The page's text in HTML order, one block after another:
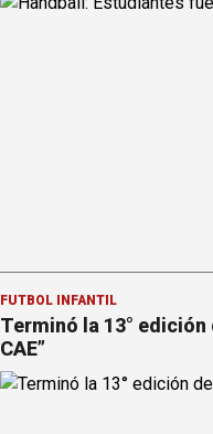
FÚTBOL INFANTIL
Terminó la 13° edición
CAE”